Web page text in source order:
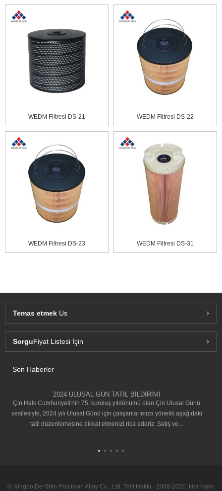
WEDM Filtresi DS-21 WEDM Filtresi DS-22
WEDM Filtresi DS-23 WEDM Filtresi DS-31
Temas etmek Us
SorguFiyat Listesi İçin
Son Haberler
2024 ULUSAL GÜN TATİL BİLDİRİMİ
Çin Halk Cumhuriyeti'nin 75. kuruluş yıldönümü olan Çin Ulusal Günü
vesilesiyle, 2024 yılı Ulusal Günü için çalışanlarımıza yönelik aşağıdaki
tatil düzenlemesine dikkat etmenizi rica ederiz. Satış ve...
© Ningbo De-Shin Precision Alloy Co., Ltd. Telif Hakkı - 2008-2020. Her hakkı